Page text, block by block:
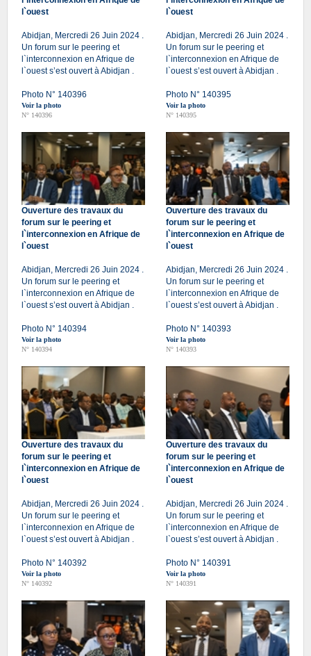
l`ouest
Abidjan, Mercredi 26 Juin 2024 .
Un forum sur le peering et
l`interconnexion en Afrique de
l`ouest s’est ouvert à Abidjan .
Photo N° 140396
Voir la photo
N° 140396
l`ouest
Abidjan, Mercredi 26 Juin 2024 .
Un forum sur le peering et
l`interconnexion en Afrique de
l`ouest s’est ouvert à Abidjan .
Photo N° 140395
Voir la photo
N° 140395
Ouverture des travaux du
forum sur le peering et
l`interconnexion en Afrique de
l`ouest
Abidjan, Mercredi 26 Juin 2024 .
Un forum sur le peering et
l`interconnexion en Afrique de
l`ouest s’est ouvert à Abidjan .
Photo N° 140394
Voir la photo
N° 140394
Ouverture des travaux du
forum sur le peering et
l`interconnexion en Afrique de
l`ouest
Abidjan, Mercredi 26 Juin 2024 .
Un forum sur le peering et
l`interconnexion en Afrique de
l`ouest s’est ouvert à Abidjan .
Photo N° 140393
Voir la photo
N° 140393
Ouverture des travaux du
forum sur le peering et
l`interconnexion en Afrique de
l`ouest
Abidjan, Mercredi 26 Juin 2024 .
Un forum sur le peering et
l`interconnexion en Afrique de
l`ouest s’est ouvert à Abidjan .
Photo N° 140392
Voir la photo
N° 140392
Ouverture des travaux du
forum sur le peering et
l`interconnexion en Afrique de
l`ouest
Abidjan, Mercredi 26 Juin 2024 .
Un forum sur le peering et
l`interconnexion en Afrique de
l`ouest s’est ouvert à Abidjan .
Photo N° 140391
Voir la photo
N° 140391